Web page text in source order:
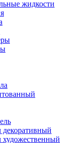
жидкости
декоративный
художественный